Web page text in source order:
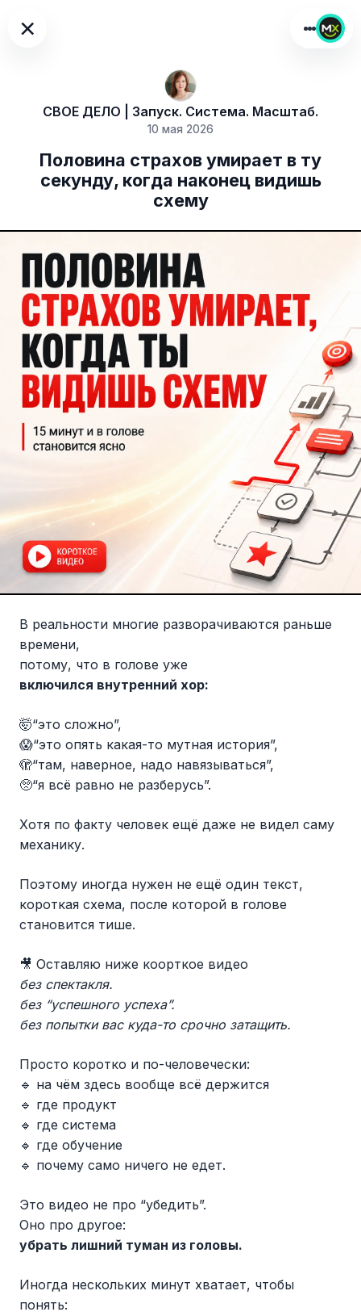
×
СВОЕ ДЕЛО | Запуск. Система. Масштаб.
10 мая 2026
Половина страхов умирает в ту
секунду, когда наконец видишь
схему
В реальности многие разворачиваются раньше
времени,
потому, что в голове уже
включился внутренний хор:
🤯“это сложно”,
😱“это опять какая-то мутная история”,
🫣“там, наверное, надо навязываться”,
🥺“я всё равно не разберусь”.
Хотя по факту человек ещё даже не видел саму
механику.
Поэтому иногда нужен не ещё один текст,
короткая схема, после которой в голове
становится тише.
🎥 Оставляю ниже коорткое видео
без спектакля.
без “успешного успеха”.
без попытки вас куда-то срочно затащить.
Просто коротко и по-человечески:
🔹 на чём здесь вообще всё держится
🔹 где продукт
🔹 где система
🔹 где обучение
🔹 почему само ничего не едет.
Это видео не про “убедить”.
Оно про другое:
убрать лишний туман из головы.
Иногда нескольких минут хватает, чтобы
понять: